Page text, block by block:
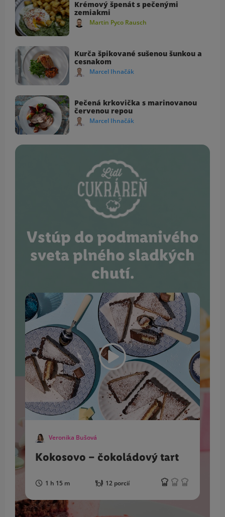
Krémový špenát s pečenými
zemiakmi
Martin Pyco Rausch
Kurča špikované sušenou šunkou a
cesnakom
Marcel Ihnačák
Pečená krkovička s marinovanou
červenou repou
Marcel Ihnačák
Vstúp do podmanivého
sveta plného sladkých
chutí.
Veronika Bušová
Kokosovo – čokoládový tart
1 h 15 m 12 porcií